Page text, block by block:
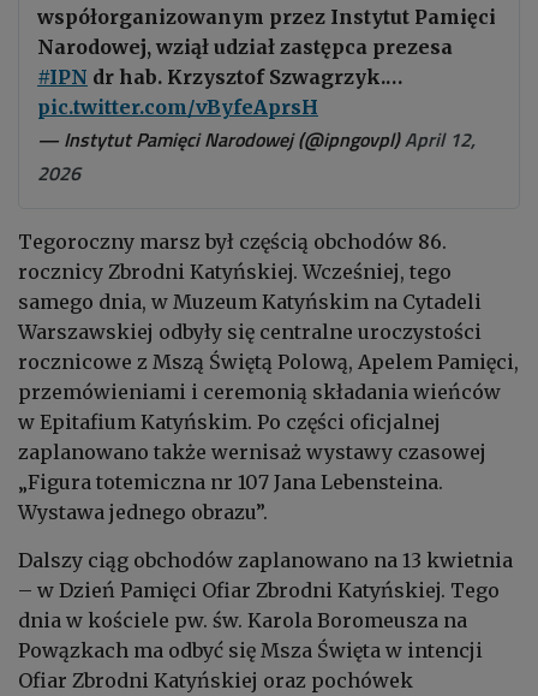
współorganizowanym przez Instytut Pamięci
Narodowej, wziął udział zastępca prezesa
#IPN dr hab. Krzysztof Szwagrzyk.…
pic.twitter.com/vByfeAprsH
— Instytut Pamięci Narodowej (@ipngovpl)April 12,
2026
Tegoroczny marsz był częścią obchodów 86.
rocznicy Zbrodni Katyńskiej. Wcześniej, tego
samego dnia, w Muzeum Katyńskim na Cytadeli
Warszawskiej odbyły się centralne uroczystości
rocznicowe z Mszą Świętą Polową, Apelem Pamięci,
przemówieniami i ceremonią składania wieńców
w Epitafium Katyńskim. Po części oficjalnej
zaplanowano także wernisaż wystawy czasowej
„Figura totemiczna nr 107 Jana Lebensteina.
Wystawa jednego obrazu”.
Dalszy ciąg obchodów zaplanowano na 13 kwietnia
– w Dzień Pamięci Ofiar Zbrodni Katyńskiej. Tego
dnia w kościele pw. św. Karola Boromeusza na
Powązkach ma odbyć się Msza Święta w intencji
Ofiar Zbrodni Katyńskiej oraz pochówek